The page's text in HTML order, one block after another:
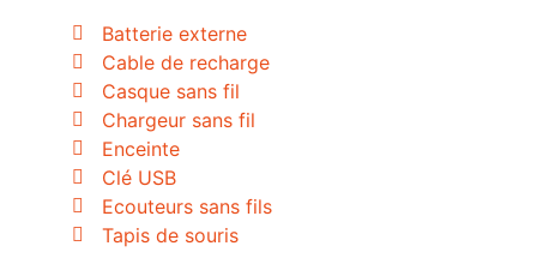
Batterie externe
Cable de recharge
Casque sans fil
Chargeur sans fil
Enceinte
Clé USB
Ecouteurs sans fils
Tapis de souris